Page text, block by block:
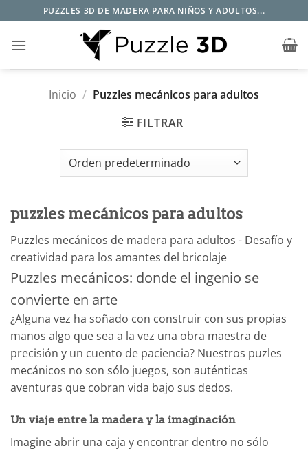
al
contenido
PUZZLES 3D DE MADERA PARA NIÑOS Y ADULTOS...
Inicio / Puzzles mecánicos para adultos
FILTRAR
puzzles mecánicos para adultos
Puzzles mecánicos de madera para adultos - Desafío y
creatividad para los amantes del bricolaje
Puzzles mecánicos: donde el ingenio se
convierte en arte
¿Alguna vez ha soñado con construir con sus propias
manos algo que sea a la vez una obra maestra de
precisión y un cuento de paciencia? Nuestros puzles
mecánicos no son sólo juegos, son auténticas
aventuras que cobran vida bajo sus dedos.
Un viaje entre la madera y la imaginación
Imagine abrir una caja y encontrar dentro no sólo